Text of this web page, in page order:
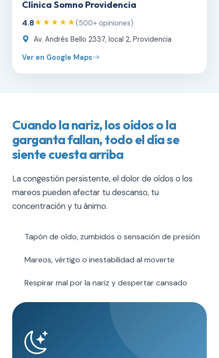
Clínica Somno Providencia
4.8★★★★★(500+ opiniones)
Av. Andrés Bello 2337, local 2, Providencia
Ver en Google Maps
Cuando la nariz, los oídos o la
garganta fallan, todo el día se
siente cuesta arriba
La congestión persistente, el dolor de oídos o los
mareos pueden afectar tu descanso, tu
concentración y tu ánimo.
Tapón de oído, zumbidos o sensación de presión
Mareos, vértigo o inestabilidad al moverte
Respirar mal por la nariz y despertar cansado